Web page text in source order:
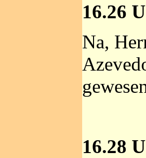
16.26
Na,
16.28